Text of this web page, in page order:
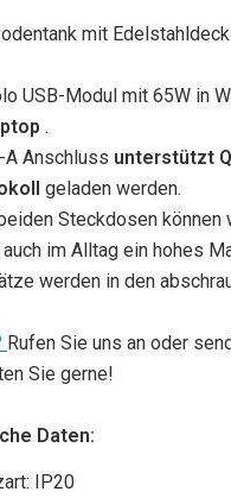
mit
USB-Modul mit 65W in
.
A Anschluss unterstützt
geladen werden.
Steckdosen
im Alltag ein hohes
werden in den
Rufen Sie uns an oder
Sie gerne!
Daten:
IP20